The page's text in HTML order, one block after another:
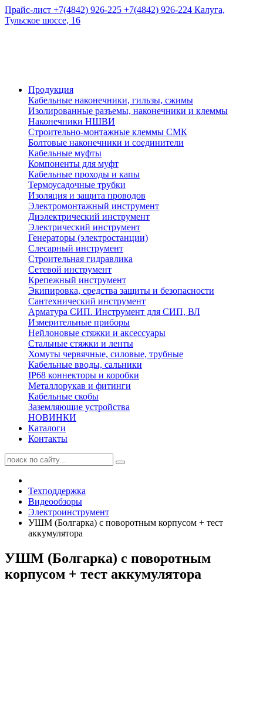
Прайс-лист +7(4842) 926-225 +7(4842) 926-224 Калуга,
Тульское шоссе, 16
Продукция
Кабельные наконечники, гильзы, сжимы
Изолированные разъемы, наконечники и клеммы
Наконечники НШВИ
Строительно-монтажные клеммы СМК
Болтовые наконечники и соединители
Кабельные муфты
Компоненты для муфт
Кабельные проходы и капы
Термоусадочные трубки
Изоляция и защита проводов
Электромонтажный инструмент
Диэлектрический инструмент
Электрический инструмент
Генераторы (электростанции)
Слесарный инструмент
Строительная гидравлика
Сетевой инструмент
Крепежный инструмент
Экипировка, средства защиты и безопасности
Сантехнический инструмент
Арматура СИП. Инструмент для СИП, ВЛ
Измерительные приборы
Нейлоновые стяжки и аксессуары
Стальные стяжки и ленты
Хомуты червячные, силовые, трубные
Кабельные вводы, сальники
IP68 коннекторы и коробки
Металлорукав и фитинги
Кабельные скобы
Заземляющие устройства
НОВИНКИ
Каталоги
Контакты
Техподдержка
Видеообзоры
Электроинструмент
УШМ (Болгарка) с поворотным корпусом + тест
аккумулятора
УШМ (Болгарка) с поворотным
корпусом + тест аккумулятора